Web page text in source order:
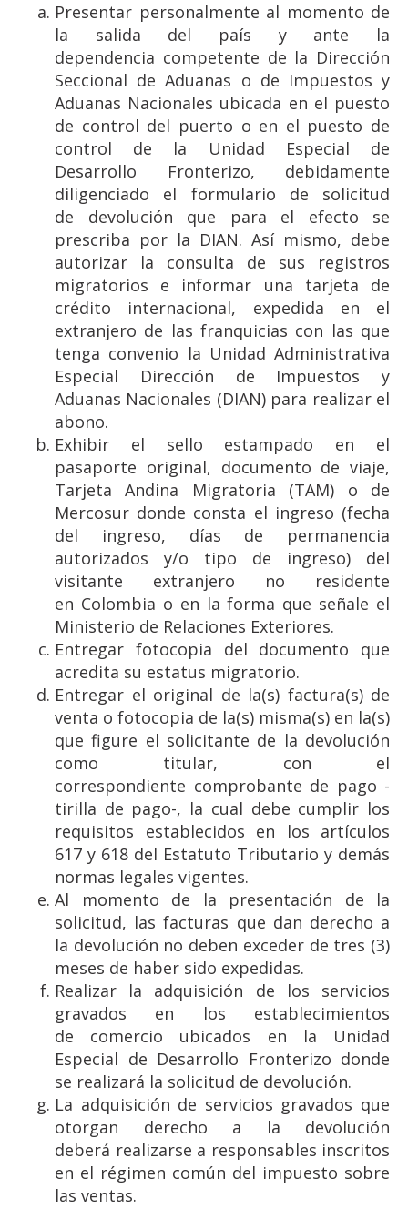
Presentar personalmente al momento de
la salida del país y ante la
dependencia competente de la Dirección
Seccional de Aduanas o de Impuestos y
Aduanas Nacionales ubicada en el puesto
de control del puerto o en el puesto de
control de la Unidad Especial de
Desarrollo Fronterizo, debidamente
diligenciado el formulario de solicitud
de devolución que para el efecto se
prescriba por la DIAN. Así mismo, debe
autorizar la consulta de sus registros
migratorios e informar una tarjeta de
crédito internacional, expedida en el
extranjero de las franquicias con las que
tenga convenio la Unidad Administrativa
Especial Dirección de Impuestos y
Aduanas Nacionales (DIAN) para realizar el
abono.
Exhibir el sello estampado en el
pasaporte original, documento de viaje,
Tarjeta Andina Migratoria (TAM) o de
Mercosur donde consta el ingreso (fecha
del ingreso, días de permanencia
autorizados y/o tipo de ingreso) del
visitante extranjero no residente
en Colombia o en la forma que señale el
Ministerio de Relaciones Exteriores.
Entregar fotocopia del documento que
acredita su estatus migratorio.
Entregar el original de la(s) factura(s) de
venta o fotocopia de la(s) misma(s) en la(s)
que figure el solicitante de la devolución
como titular, con el
correspondiente comprobante de pago -
tirilla de pago-, la cual debe cumplir los
requisitos establecidos en los artículos
617 y 618 del Estatuto Tributario y demás
normas legales vigentes.
Al momento de la presentación de la
solicitud, las facturas que dan derecho a
la devolución no deben exceder de tres (3)
meses de haber sido expedidas.
Realizar la adquisición de los servicios
gravados en los establecimientos
de comercio ubicados en la Unidad
Especial de Desarrollo Fronterizo donde
se realizará la solicitud de devolución.
La adquisición de servicios gravados que
otorgan derecho a la devolución
deberá realizarse a responsables inscritos
en el régimen común del impuesto sobre
las ventas.